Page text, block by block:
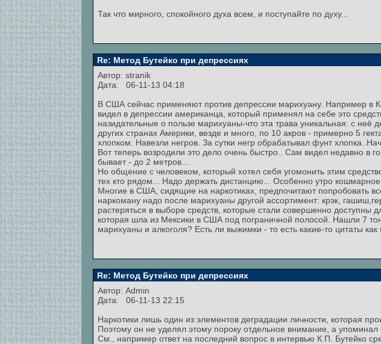
Так что мирного, спокойного духа всем, и поступайте по духу...
Re: Метод Бутейко при депрессиях
Автор: stranik
Дата: 06-11-13 04:18
В США сейчас применяют против депрессии марихуану. Например в
видел в депрессии американца, который применял на себе это
назидательные о пользе марихуаны-что эта трава уникальная: с
других странах Америки, везде и много, по 10 акров - примерно 5
хлопком. Навезли негров. За сутки негр обрабатывал фунт
Вот теперь возродили это дело очень быстро.. Сам видел недавно в
бывает - до 2 метров...
Но общение с человеком, который хотел себя угомонить этим
тех кто рядом... Надо держать дистанцию... Особенно утро кошмарное
Многие в США, сидящие на наркотиках, предпочитают попробовать
наркоману надо после марихуаны другой ассортимент: крэк,
растеряться в выборе средств, которые стали совершенно
которая шла из Мексики в США под пограничной полосой. Нашли 7
марихуаны и алкоголя? Есть ли выжимки - то есть какие-то цитаты
Re: Метод Бутейко при депрессиях
Автор: Admin
Дата: 06-11-13 22:15
Наркотики лишь один из элементов деградации личности, которая
Поэтому он не уделял этому пороку отдельное внимание, а упоминал
См., например ответ на последний вопрос в интервью К.П. Бутейко